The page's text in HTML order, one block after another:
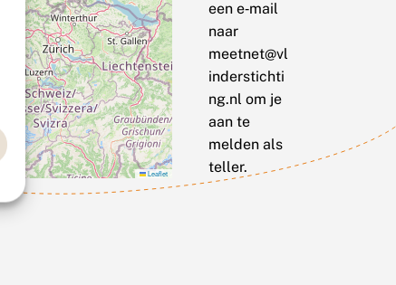
Leaflet
een e‑mail
naar
meetnet@vl
inderstichti
ng.nl om je
aan te
melden als
teller.